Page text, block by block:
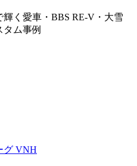
く愛車・BBS RE-V・大雪
ム事例
グ VNH